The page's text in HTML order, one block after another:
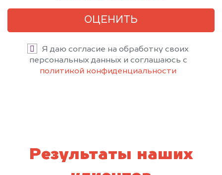
ОЦЕНИТЬ
Я даю согласие на обработку своих
персональных данных и соглашаюсь с
политикой конфиденциальности
Результаты наших